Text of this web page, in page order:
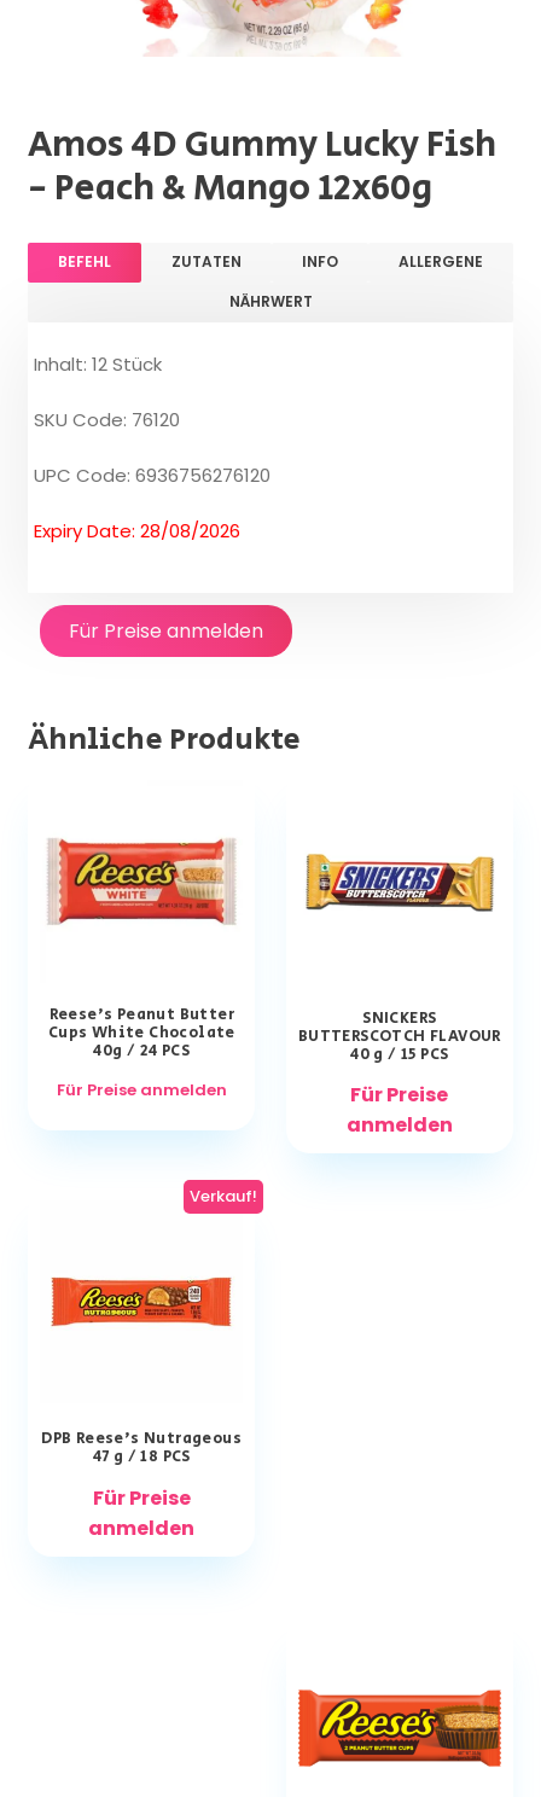
Amos 4D Gummy Lucky Fish
- Peach & Mango 12x60g
BEFEHL ZUTATEN INFO
ALLERGENE
NÄHRWERT
Inhalt: 12 Stück
SKU Code: 76120
UPC Code: 6936756276120
Expiry Date: 28/08/2026
Für Preise anmelden
Ähnliche Produkte
Reese’s Peanut Butter
Cups White Chocolate
40g / 24 PCS
Für Preise anmelden
SNICKERS
BUTTERSCOTCH FLAVOUR
40 g / 15 PCS
Für Preise
anmelden
Verkauf!
DPB Reese’s Nutrageous
47 g / 18 PCS
Für Preise
anmelden